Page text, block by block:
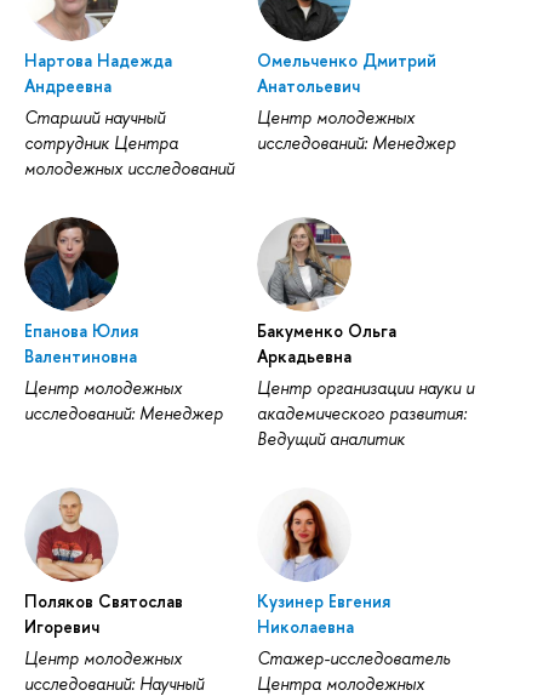
Нартова Надежда
Андреевна
Старший научный
сотрудник Центра
молодежных исследований
Омельченко Дмитрий
Анатольевич
Центр молодежных
исследований: Менеджер
Епанова Юлия
Валентиновна
Центр молодежных
исследований: Менеджер
Бакуменко Ольга
Аркадьевна
Центр организации науки и
академического развития:
Ведущий аналитик
Поляков Святослав
Игоревич
Центр молодежных
исследований: Научный
Кузинер Евгения
Николаевна
Стажер-исследователь
Центра молодежных